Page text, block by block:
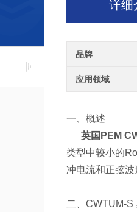
详细
品牌
应用领域
一、概述
英国PEM
类型中较小的
冲电流和正弦
二、CWTUM-S